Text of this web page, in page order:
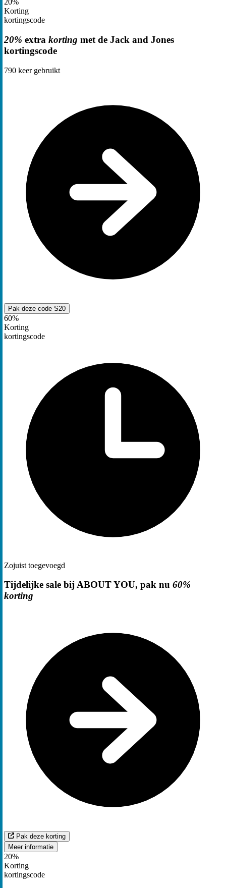
20%
Korting
kortingscode
20% extra korting met de Jack and Jones
kortingscode
790 keer gebruikt
Pak deze code S20
60%
Korting
kortingscode
Zojuist toegevoegd
Tijdelijke sale bij ABOUT YOU, pak nu 60%
korting
Pak deze korting
Meer informatie
20%
Korting
kortingscode